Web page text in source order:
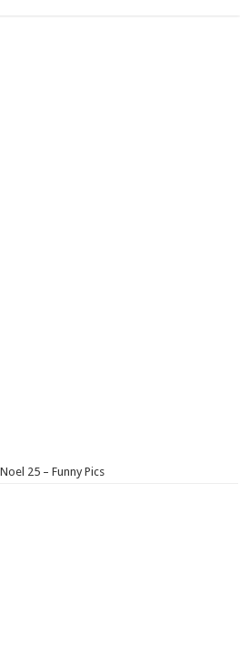
25 – Funny Pics